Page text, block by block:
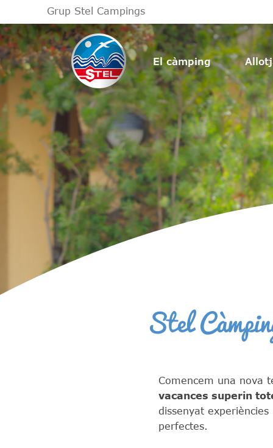
Grup Stel Campings
El càmping
Stel
Comencem una nova
vacances superin
dissenyat
perfectes.